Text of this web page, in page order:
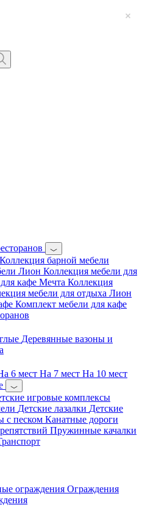
Коллекция барной мебели
Лион Коллекция мебели для
кафе Мечта Коллекция
мебели для отдыха Лион
Комплект мебели для кафе
Деревянные вазоны и
6 мест На 7 мест На 10 мест
игровые комплексы
Детские лазалки Детские
с песком Канатные дороги
Пружинные качалки
ограждения Ограждения